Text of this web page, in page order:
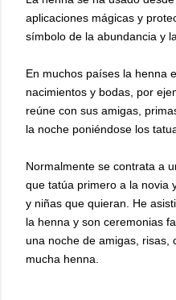
aplicaciones mágicas y
símbolo de la abundancia y
En muchos países la henna
nacimientos y bodas, por
reúne con sus amigas,
la noche poniéndose los
Normalmente se contrata a
que tatúa primero a la novia
y niñas que quieran. He
la henna y son ceremonias
una noche de amigas, risas,
mucha henna.